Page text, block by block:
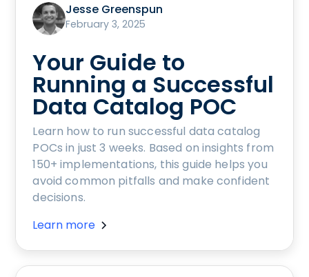
Jesse Greenspun
February 3, 2025
Your Guide to
Running a Successful
Data Catalog POC
Learn how to run successful data catalog
POCs in just 3 weeks. Based on insights from
150+ implementations, this guide helps you
avoid common pitfalls and make confident
decisions.
Learn more